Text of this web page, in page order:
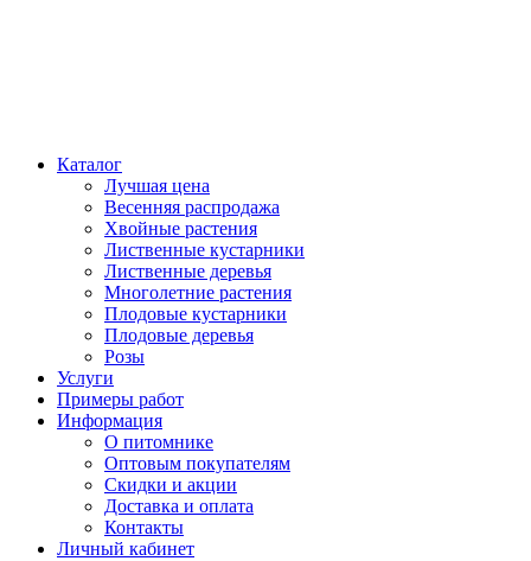
Каталог
Лучшая цена
Весенняя распродажа
Хвойные растения
Лиственные кустарники
Лиственные деревья
Многолетние растения
Плодовые кустарники
Плодовые деревья
Розы
Услуги
Примеры работ
Информация
О питомнике
Оптовым покупателям
Скидки и акции
Доставка и оплата
Контакты
Личный кабинет